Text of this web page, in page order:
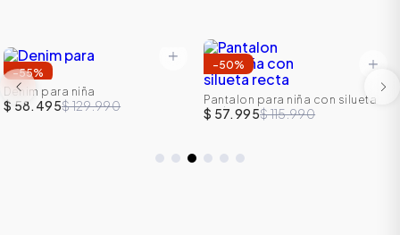
-55%
Denim para niña
$ 58.495$ 129.990
-50%
Pantalon para niña con silueta
recta
$ 57.995$ 115.990